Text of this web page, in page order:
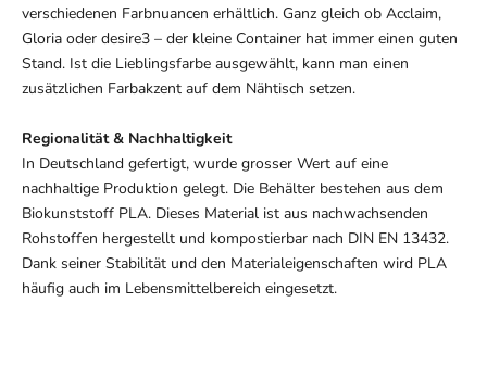
verschiedenen Farbnuancen erhältlich. Ganz gleich ob Acclaim,
Gloria oder desire3 – der kleine Container hat immer einen guten
Stand. Ist die Lieblingsfarbe ausgewählt, kann man einen
zusätzlichen Farbakzent auf dem Nähtisch setzen.
Regionalität & Nachhaltigkeit
In Deutschland gefertigt, wurde grosser Wert auf eine
nachhaltige Produktion gelegt. Die Behälter bestehen aus dem
Biokunststoff PLA. Dieses Material ist aus nachwachsenden
Rohstoffen hergestellt und kompostierbar nach DIN EN 13432.
Dank seiner Stabilität und den Materialeigenschaften wird PLA
häufig auch im Lebensmittelbereich eingesetzt.